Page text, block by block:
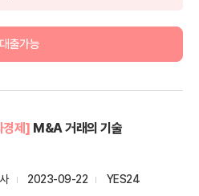
대출가능
경제] M&A 거래의 기술
2023-09-22
YES24